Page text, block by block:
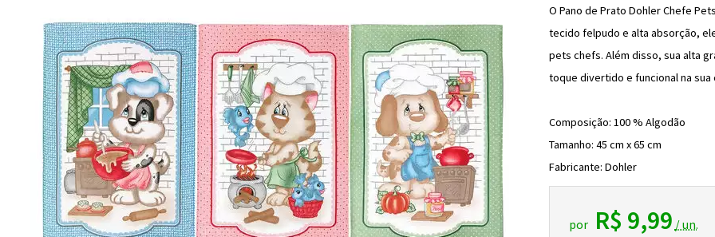
O Pano de Prato Dohler Chefe
tecido felpudo e alta absorção,
pets chefs. Além disso, sua alta
toque divertido e funcional na sua
Composição: 100 % Algodão
Tamanho: 45 cm x 65 cm
Fabricante: Dohler
por R$ 9,99 / un.